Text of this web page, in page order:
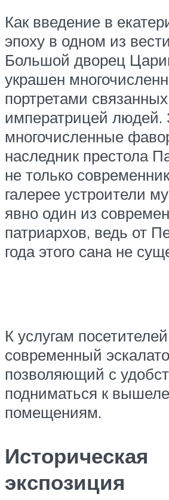
Как введение в
эпоху в одном из
Большой дворец
украшен
портретами
императрицей людей.
многочисленные
наследник престола
не только
галерее устроители
явно один из
патриархов, ведь от
года этого сана не
К услугам посетителей
современный
позволяющий с
подниматься к
помещениям.
Историческая
экспозиция